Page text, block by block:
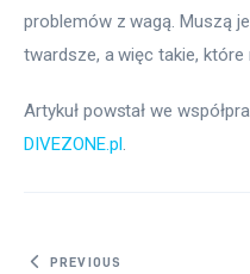
problemów z wagą. Muszą
twardsze, a więc takie, które
Artykuł powstał we
DIVEZONE.pl.
PREVIOUS